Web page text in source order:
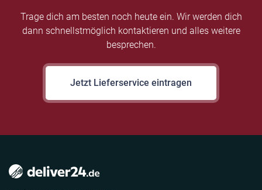
Trage dich am besten noch heute ein. Wir werden dich
dann schnellstmöglich kontaktieren und alles weitere
besprechen.
Jetzt Lieferservice eintragen